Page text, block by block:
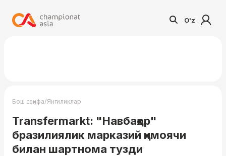
O'z
Бош саҳифа/Янгиликлар
Transfermarkt: "Навбаҳор"
бразилиялик марказий ҳимоячи
билан шартнома тузди